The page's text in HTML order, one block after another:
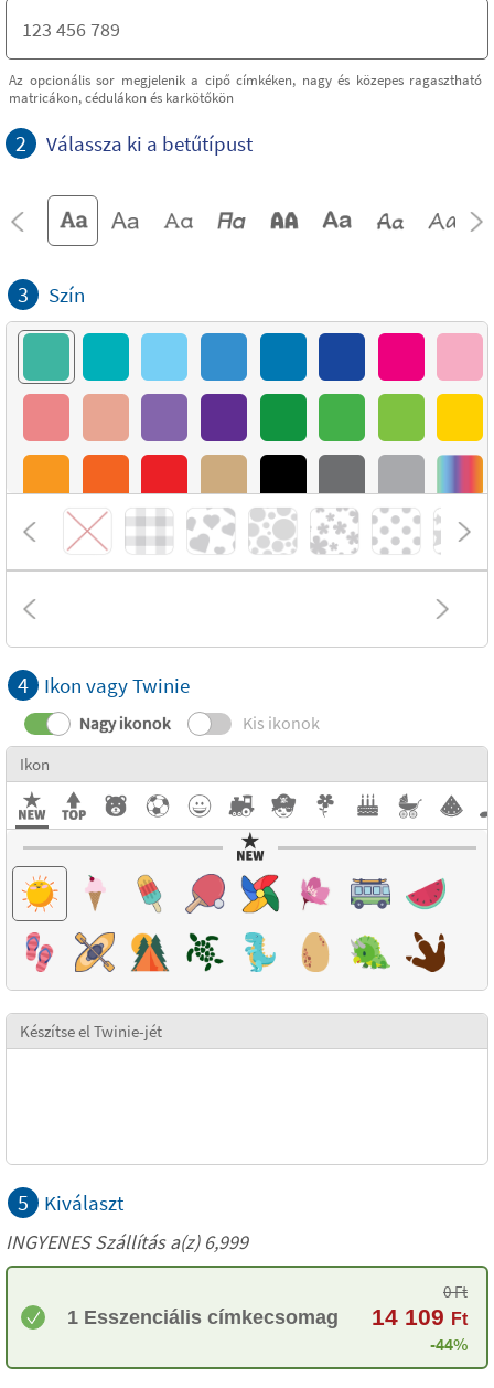
Az opcionális sor megjelenik a cipő címkéken, nagy és közepes ragasztható
matricákon, cédulákon és karkötőkön
2 Válassza ki a betűtípust
3 Szín
4 Ikon vagy Twinie
Nagy ikonok Kis ikonok
Ikon
Készítse el Twinie-jét
5 Kiválaszt
INGYENES Szállítás a(z) 6,999
1 Esszenciális címkecsomag
0Ft
14 109 Ft
-44%